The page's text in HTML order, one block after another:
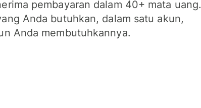
pembayaran dalam 40+ mata uang.
Anda butuhkan, dalam satu akun,
Anda membutuhkannya.